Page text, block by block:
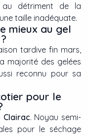
détriment de la
taille inadéquate.
mieux au gel
tardive fin mars,
majorité des gelées
reconnu pour sa
pour le
Clairac. Noyau semi-
pour le séchage